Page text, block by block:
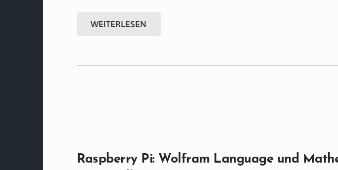
WEITERLESEN
Raspberry Pi: Wolfram Language und